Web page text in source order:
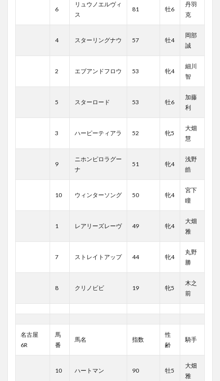
6
リュウノエルヴィ
ス
81 牡6
丹羽
克
4 スターリングナウ 57 牡4
岡部
誠
2 エブアンドフロウ 53 牝4
細川
智
5 スターロード 53 牡6
加藤
利
3 ハーピーティアラ 52 牝5
大畑
慧
9
ニホンピロラグー
ナ
51 牝4
浅野
皓
10 ウィンターソング 50 牝4
宮下
瞳
1 レアリーズレーヴ 49 牝4
大畑
雅
7 ストレイトアップ 44 牝4
丸野
勝
8 クリノビビ 19 牝5
木之
前
名古屋
6R
馬
番
馬名 指数
性
齢
騎手
10 ハートマン 90 牡5
大畑
雅